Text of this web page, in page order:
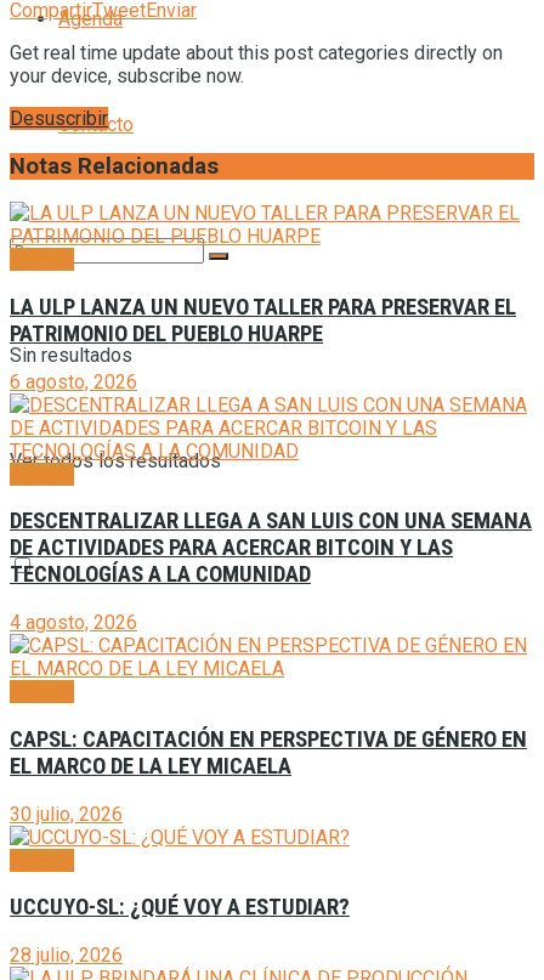
Agenda
Contacto
Sin resultados
Ver todos los resultados
CompartirTweetEnviar
Get real time update about this post categories directly on
your device, subscribe now.
Desuscribir
Notas Relacionadas
LA ULP LANZA UN NUEVO TALLER PARA PRESERVAR EL
PATRIMONIO DEL PUEBLO HUARPE
6 agosto, 2026
DESCENTRALIZAR LLEGA A SAN LUIS CON UNA SEMANA
DE ACTIVIDADES PARA ACERCAR BITCOIN Y LAS
TECNOLOGÍAS A LA COMUNIDAD
4 agosto, 2026
CAPSL: CAPACITACIÓN EN PERSPECTIVA DE GÉNERO EN
EL MARCO DE LA LEY MICAELA
30 julio, 2026
UCCUYO-SL: ¿QUÉ VOY A ESTUDIAR?
28 julio, 2026